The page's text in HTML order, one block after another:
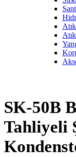
SK-50B
Tahliyeli